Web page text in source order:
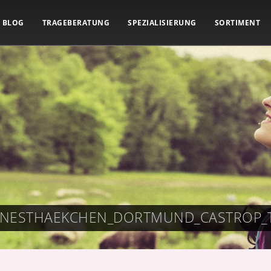
BLOG TRAGEBERATUNG SPEZIALISIERUNG SORTIMENT